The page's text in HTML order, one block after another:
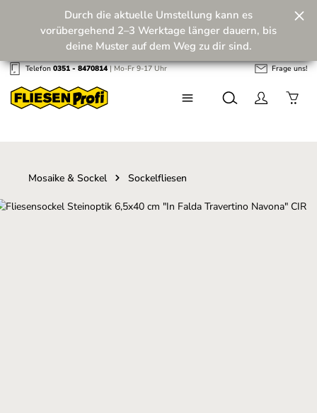
Zum Hauptinhalt springen
Zukunft! 💪
Durch die aktuelle Umstellung kann es
vorübergehend 2–3 Werktage länger dauern, bis
deine Muster auf dem Weg zu dir sind.
Telefon0351 - 8470814| Mo-Fr 9-17 Uhr Frage uns!
Mosaike & Sockel Sockelfliesen
Bildergalerie überspringen